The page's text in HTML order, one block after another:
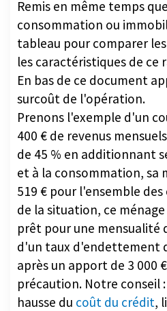
Remis en même temps
consommation ou
tableau pour comparer
les caractéristiques de ce
En bas de ce document
surcoût de l'opération.
Prenons l'exemple d'un
400 € de revenus
de 45 % en additionnant
et à la consommation, sa
519 € pour l'ensemble
de la situation, ce
prêt pour une mensualité
d'un taux d'endettement
après un apport de 3 000
précaution. Notre conseil
hausse du coût du crédit,